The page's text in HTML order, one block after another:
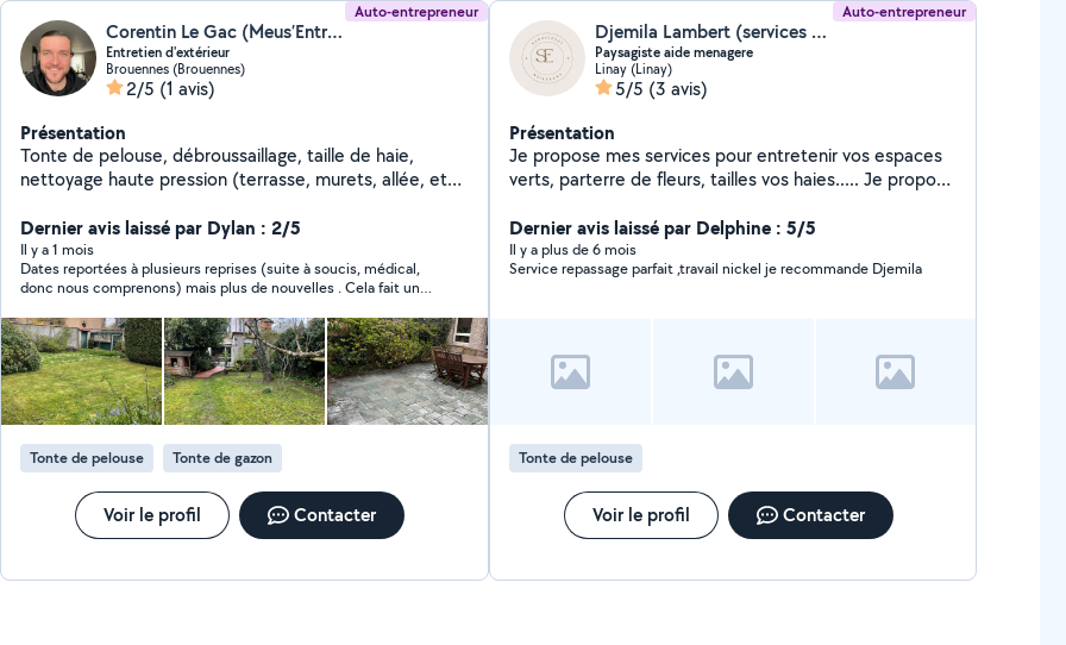
Auto-entrepreneur
Corentin Le Gac (Meus’Entretien)
Entretien d'extérieur
Brouennes (Brouennes)
2/5 (1 avis)
Présentation
Tonte de pelouse, débroussaillage, taille de haie,
nettoyage haute pression (terrasse, murets, allée, etc)
en crédit d'impôt sur le total de la facture !
Dernier avis laissé par Dylan : 2/5
Il y a 1 mois
Dates reportées à plusieurs reprises (suite à soucis, médical,
donc nous comprenons) mais plus de nouvelles . Cela fait un
plusieurs artisans qui sont venues vers nous, et nous avons
choisi de passer par Corentin, car celui-ci était novice sur
cette application. Aujourd’hui, la végétation a doublé de
volume et il nous faut trouver quelqu’un d’autre.
Tonte de pelouse Tonte de gazon
Voir le profil Contacter
Auto-entrepreneur
Djemila Lambert (services et entretien)
Paysagiste aide menagere
Linay (Linay)
5/5 (3 avis)
Présentation
Je propose mes services pour entretenir vos espaces
verts, parterre de fleurs, tailles vos haies..... Je propose
sols, linge, poussières......
Dernier avis laissé par Delphine : 5/5
Il y a plus de 6 mois
Service repassage parfait ,travail nickel je recommande Djemila
Tonte de pelouse
Voir le profil Contacter